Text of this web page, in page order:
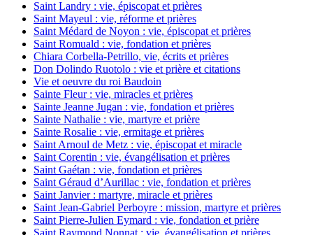
Saint Landry : vie, épiscopat et prières
Saint Mayeul : vie, réforme et prières
Saint Médard de Noyon : vie, épiscopat et prières
Saint Romuald : vie, fondation et prières
Chiara Corbella-Petrillo, vie, écrits et prières
Don Dolindo Ruotolo : vie et prière et citations
Vie et oeuvre du roi Baudoin
Sainte Fleur : vie, miracles et prières
Sainte Jeanne Jugan : vie, fondation et prières
Sainte Nathalie : vie, martyre et prière
Sainte Rosalie : vie, ermitage et prières
Saint Arnoul de Metz : vie, épiscopat et miracle
Saint Corentin : vie, évangélisation et prières
Saint Gaétan : vie, fondation et prières
Saint Géraud d’Aurillac : vie, fondation et prières
Saint Janvier : martyre, miracle et prières
Saint Jean-Gabriel Perboyre : mission, martyre et prières
Saint Pierre-Julien Eymard : vie, fondation et prière
Saint Raymond Nonnat : vie, évangélisation et prières